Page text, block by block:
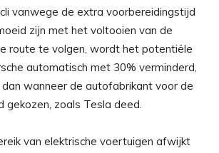
vanwege de extra voorbereidingstijd
zijn met het voltooien van de
route te volgen, wordt het potentiële
automatisch met 30% verminderd,
wanneer de autofabrikant voor de
gekozen, zoals Tesla deed.